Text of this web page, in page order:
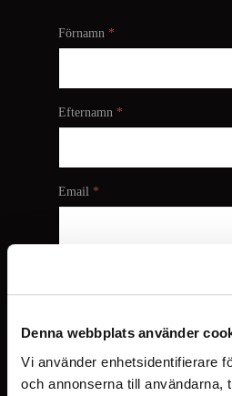
Denna webbplats använder
Vi använder enhetsidentifierare
och annonserna till användarna,